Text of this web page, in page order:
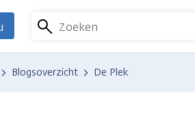
Zoeken
Blogsoverzicht De Plek